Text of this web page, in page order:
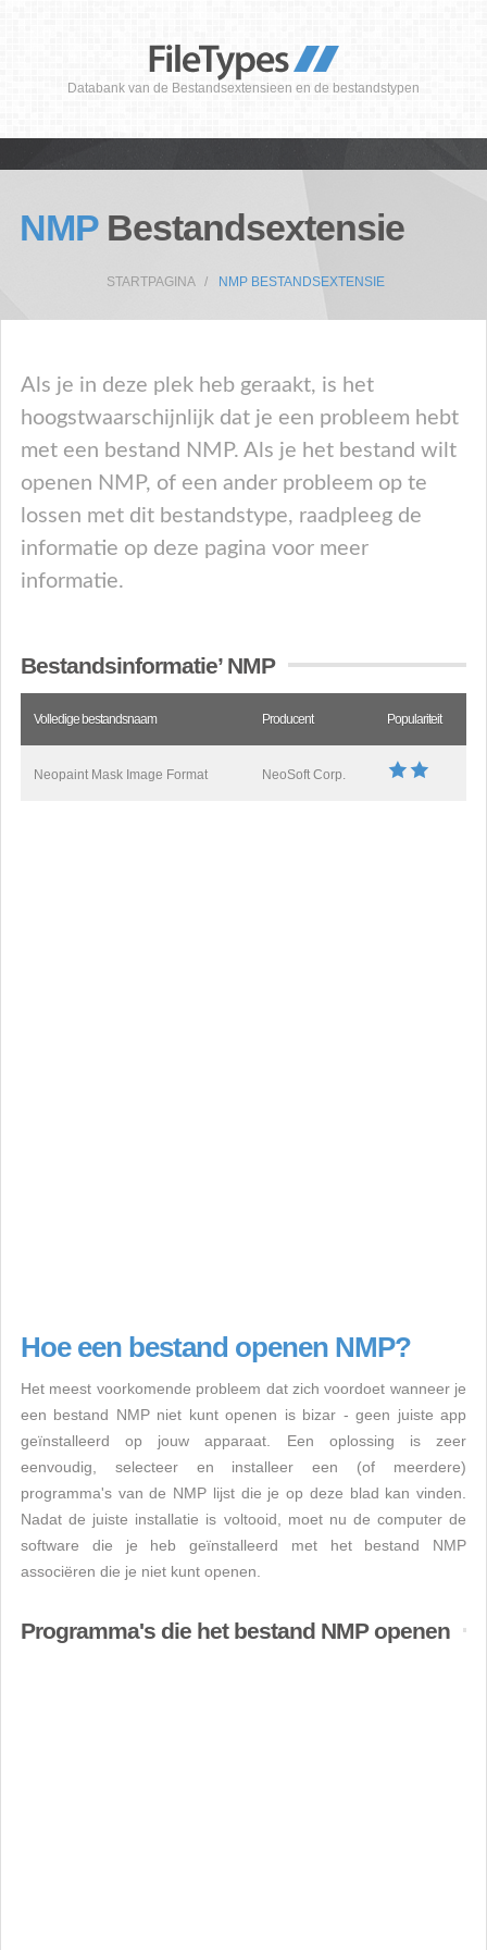
Databank van de Bestandsextensieen en de bestandstypen
NMPBestandsextensie
STARTPAGINA NMP BESTANDSEXTENSIE
Als je in deze plek heb geraakt, is het
hoogstwaarschijnlijk dat je een probleem hebt
met een bestand NMP. Als je het bestand wilt
openen NMP, of een ander probleem op te
lossen met dit bestandstype, raadpleeg de
informatie op deze pagina voor meer
informatie.
Bestandsinformatie’ NMP
Volledige bestandsnaam Producent Populariteit
Neopaint Mask Image Format NeoSoft Corp.
Hoe een bestand openen NMP?
Het meest voorkomende probleem dat zich voordoet wanneer je
een bestand NMP niet kunt openen is bizar - geen juiste app
geïnstalleerd op jouw apparaat. Een oplossing is zeer
eenvoudig, selecteer en installeer een (of meerdere)
programma's van de NMP lijst die je op deze blad kan vinden.
Nadat de juiste installatie is voltooid, moet nu de computer de
software die je heb geïnstalleerd met het bestand NMP
associëren die je niet kunt openen.
Programma's die het bestand NMP openen